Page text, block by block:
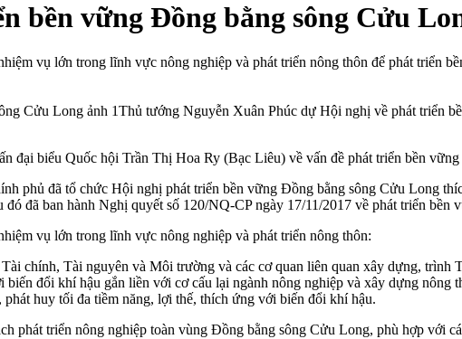
bền vững Đồng bằng sông Cửu
vụ lớn trong lĩnh vực nông nghiệp và phát triển nông thôn để phát triển
Thủ tướng Nguyễn Xuân Phúc dự Hội nghị về phát triển
đại biểu Quốc hội Trần Thị Hoa Ry (Bạc Liêu) về vấn đề phát triển bền
phủ đã tổ chức Hội nghị phát triển bền vững Đồng bằng sông Cửu Long
đã ban hành Nghị quyết số 120/NQ-CP ngày 17/11/2017 về phát triển
vụ lớn trong lĩnh vực nông nghiệp và phát triển nông thôn:
chính, Tài nguyên và Môi trường và các cơ quan liên quan xây dựng, trình
đổi khí hậu gắn liền với cơ cấu lại ngành nông nghiệp và xây dựng nông
huy tối đa tiềm năng, lợi thế, thích ứng với biến đổi khí hậu.
phát triển nông nghiệp toàn vùng Đồng bằng sông Cửu Long, phù hợp với